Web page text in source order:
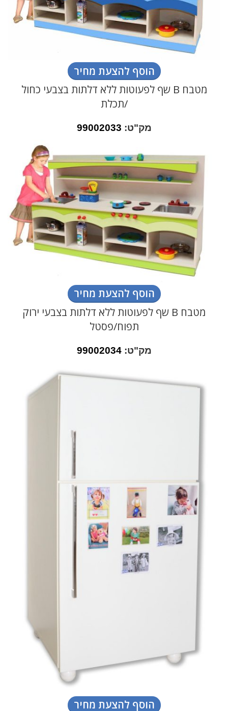
הוסף להצעת מחיר
מטבח B שף לפעוטות ללא דלתות בצבעי כחול
/תכלת
מק"ט: 99002033
הוסף להצעת מחיר
מטבח B שף לפעוטות ללא דלתות בצבעי ירוק
תפוח/פסטל
מק"ט:99002034
הוסף להצעת מחיר